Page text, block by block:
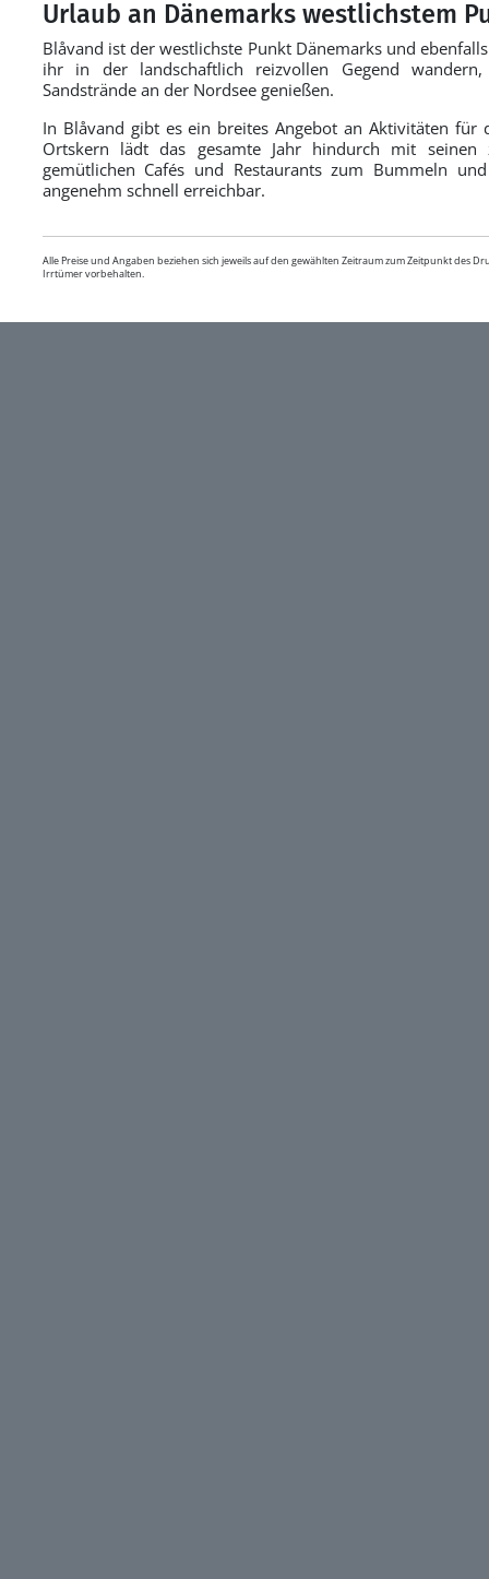
Urlaub an Dänemarks westlichstem
Blåvand ist der westlichste Punkt Dänemarks und
ihr in der landschaftlich reizvollen Gegend
Sandstrände an der Nordsee genießen.
In Blåvand gibt es ein breites Angebot an Aktivitäten für
Ortskern lädt das gesamte Jahr hindurch mit seinen
gemütlichen Cafés und Restaurants zum Bummeln
angenehm schnell erreichbar.
Alle Preise und Angaben beziehen sich jeweils auf den gewählten Zeitraum zum Zeitpunkt des
Irrtümer vorbehalten.